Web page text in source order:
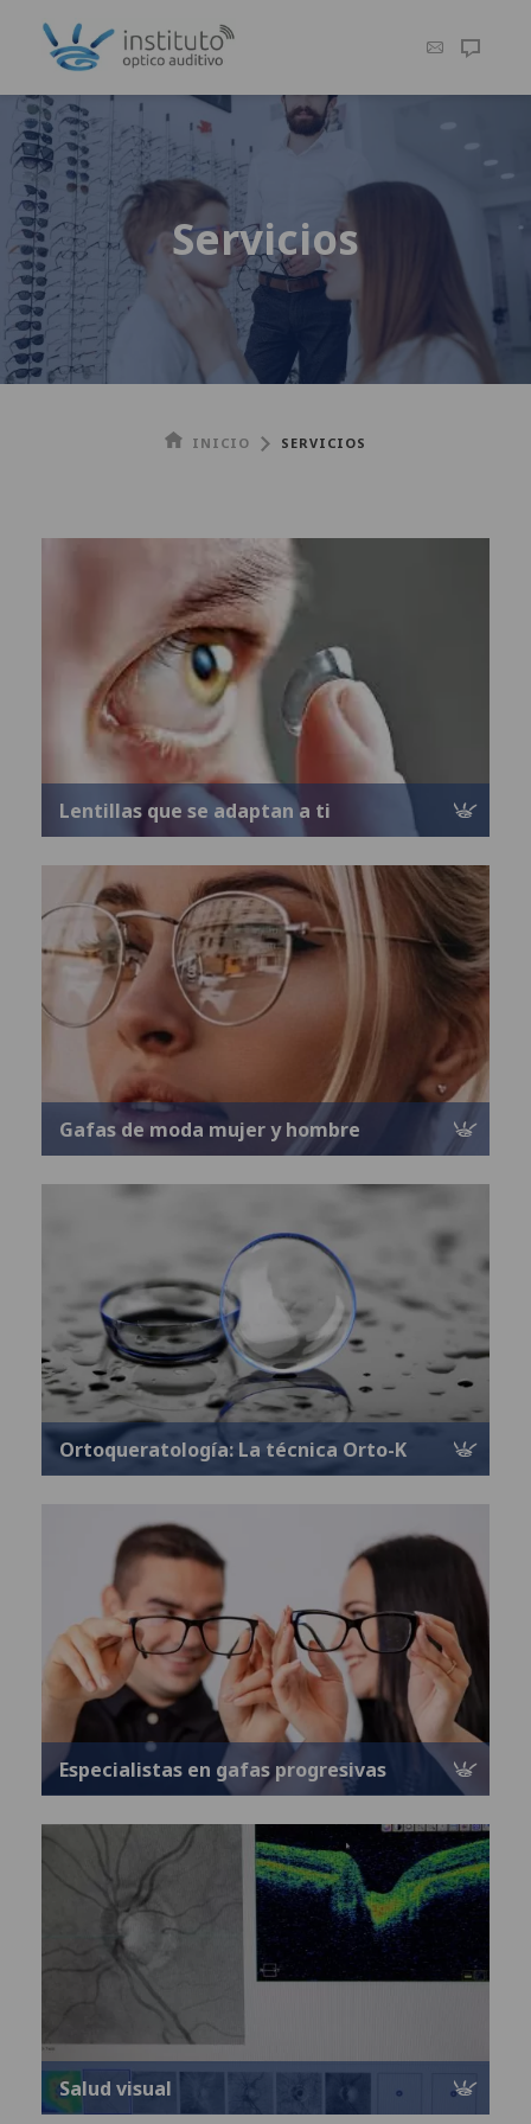
Servicios
INICIO SERVICIOS
Lentillas que se adaptan a ti
Gafas de moda mujer y hombre
Ortoqueratología: La técnica Orto-K
Especialistas en gafas progresivas
Salud visual